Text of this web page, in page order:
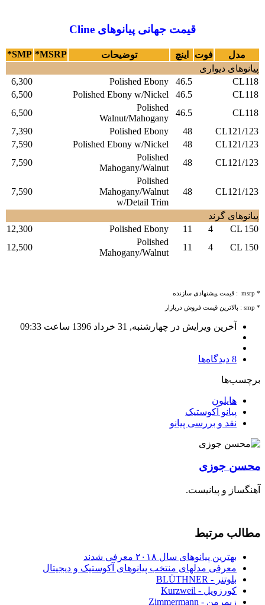
قیمت جهانی پیانوهای Cline
مدل فوت اینچ توضیحات MSRP*
SMP*
پیانوهای دیواری
CL118
46.5
Polished Ebony
6,300
CL118
46.5
Polished Ebony w/Nickel
6,500
CL118
46.5
Polished
Walnut/Mahogany
6,500
CL121/123
48
Polished Ebony
7,390
CL121/123
48
Polished Ebony w/Nickel
7,590
CL121/123
48
Polished
Mahogany/Walnut
7,590
CL121/123
48
Polished
Mahogany/Walnut
w/Detail Trim
7,590
پیانوهای گرند
CL 150
4
11
Polished Ebony
12,300
CL 150
4
11
Polished
Mahogany/Walnut
12,500
* msrp :‌ قیمت پیشنهادی سازنده
* smp : بالاترین قیمت فروش دربازار
آخرین ویرایش در چهارشنبه, 31 خرداد 1396 ساعت 09:33
8 دیدگاه‌ها
برچسب‌ها
هایلون
پیانو آکوستیک
نقد و بررسی پیانو
محسن جوزی
آهنگساز و پیانیست.
مطالب مرتبط
بهترین پیانوهای سال ۲۰۱۸ معرفی شدند
معرفی مدلهای منتخب پیانوهای آکوستیک و دیجیتال
بلوتنر - BLÜTHNER
کورزویل - Kurzweil
زیمرمن - Zimmermann